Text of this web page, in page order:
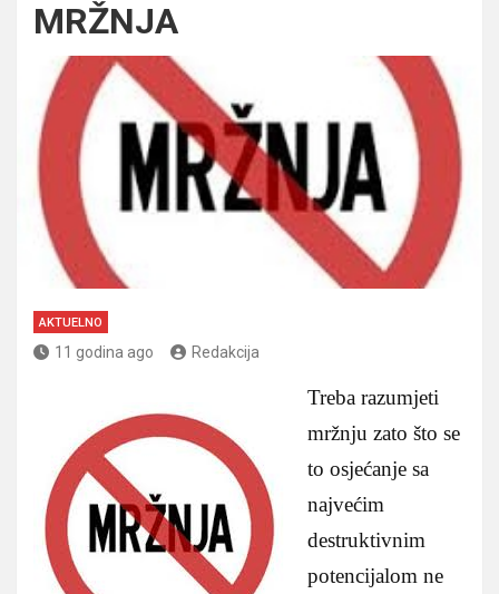
MRŽNJA
AKTUELNO
11 godina ago Redakcija
Treba razumjeti
mržnju zato što se
to osjećanje sa
najvećim
destruktivnim
potencijalom ne